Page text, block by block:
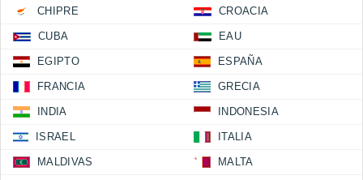
CHIPRE CROACIA
CUBA EAU
EGIPTO ESPAÑA
FRANCIA GRECIA
INDIA INDONESIA
ISRAEL ITALIA
MALDIVAS MALTA